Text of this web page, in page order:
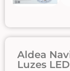
Aldea
Luzes LED